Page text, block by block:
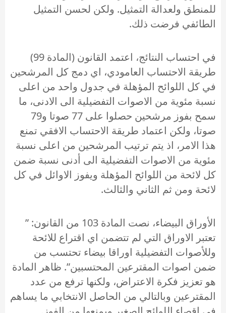
للمنطق ولعدالة التمثيل. ولكن لحسن التمثيل
الطائفي فرضت ذلك.
في احتساب النتائج، اعتمد القانون (المادة 99)
طريقة الاحتساب العامودي، اي دمج كل المرشحين
في كل اللوائح المؤهلة في جدول واحد من اعلى
نسبة مئوية من الاصوات التفضيلية الى الادنى، ما
سمح بفوز مرشحين حصلوا على 77 صوتا و79
صوتا، ولكن اعتماد طريقة الاحتساب الافقي تمنع
هذا الامر، اذ يتم ترتيب المرشحين من اعلى نسبة
مئوية من الاصوات التفضيلية الى أدنى نسبة ضمن
كل لائحة من اللوائح المؤهلة ويفوز الاوائل في كل
لائحة ومن ثم الثاني والثالث.
الأوراق البيضاء، نصت المادة 103 من القانون: ”
تعتبر الاوراق التي لم تتضمن اي اقتراع للائحة
وللأصوات التفضيلية اوراقا بيضاء تحتسب من
ضمن اصوات المقترعين المحتسبين”. ظاهر المادة
هو تعزيز فكرة الاعتراض، ولكنها ترفع من عدد
المقترعين وبالتالي من الحاصل الانتخابي ما يساهم